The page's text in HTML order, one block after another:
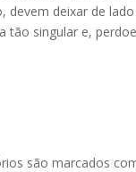
deixar de
tão singular e,
são marcados